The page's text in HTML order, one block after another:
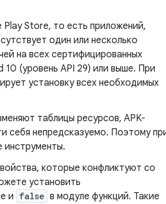
Play Store, то есть приложений,
один или несколько
на всех сертифицированных
10 (уровень API 29) или выше. При
установку всех необходимых
таблицы ресурсов, APK-
себя непредсказуемо. Поэтому
инструменты.
которые конфликтуют со
установить
и false в модуле функций. Такие